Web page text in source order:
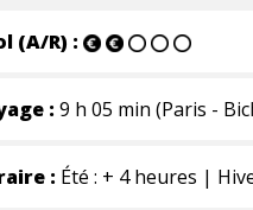
(A/R) :
: 9 h 05 min (Paris -
: Été : + 4 heures |